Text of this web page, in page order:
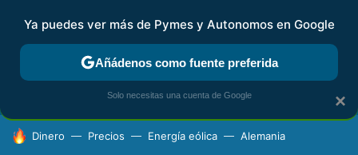
FISCALIDAD Y CONTABILIDAD KIT DIGITAL RENTA
HOY SE HABLA DE
Dinero Precios Energía eólica Alemania
×
Ya puedes ver más de Pymes y Autonomos en Google
Añádenos como fuente preferida
Solo necesitas una cuenta de Google